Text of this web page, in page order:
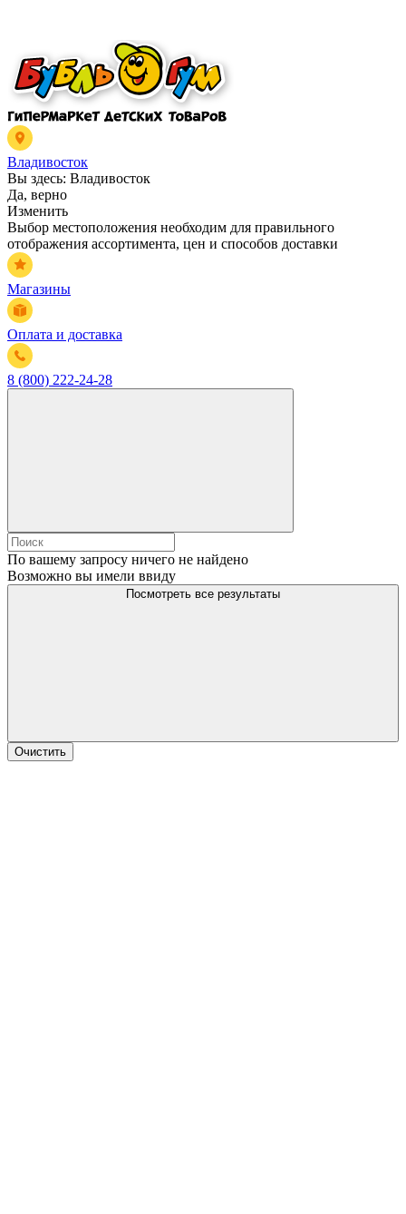
Владивосток
Вы здесь: Владивосток
Да, верно
Изменить
Выбор местоположения необходим для правильного
отображения ассортимента, цен и способов доставки
Магазины
Оплата и доставка
8 (800) 222-24-28
По вашему запросу ничего не найдено
Возможно вы имели ввиду
Посмотреть все результаты
Очистить